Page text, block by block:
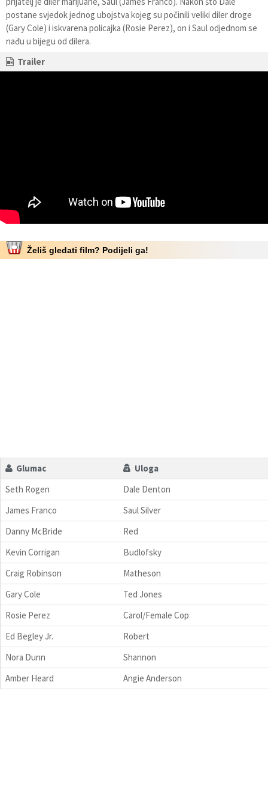
postane svjedok jednog ubojstva kojeg su počinili veliki diler droge
(Gary Cole) i iskvarena policajka (Rosie Perez), on i Saul odjednom se
nađu u bijegu od dilera.
Trailer
Želiš gledati film? Podijeli ga!
Glumac
Uloga
Seth Rogen
Dale Denton
James Franco
Saul Silver
Danny McBride
Red
Kevin Corrigan
Budlofsky
Craig Robinson
Matheson
Gary Cole
Ted Jones
Rosie Perez
Carol/Female Cop
Ed Begley Jr.
Robert
Nora Dunn
Shannon
Amber Heard
Angie Anderson